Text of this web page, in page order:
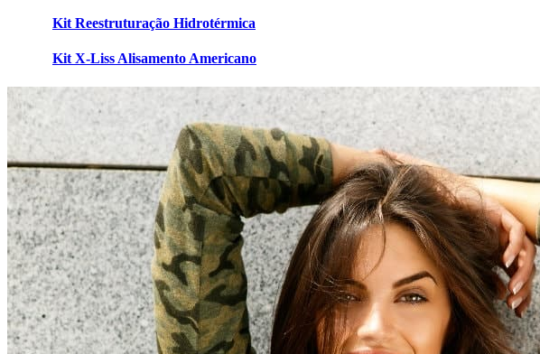
Kit Reestruturação Hidrotérmica
Kit X-Liss Alisamento Americano